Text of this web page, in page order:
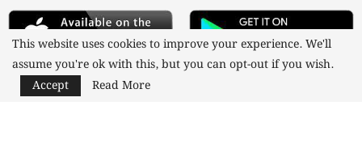
This website uses cookies to improve your experience. We'll
assume you're ok with this, but you can opt-out if you wish.
Accept
Read More